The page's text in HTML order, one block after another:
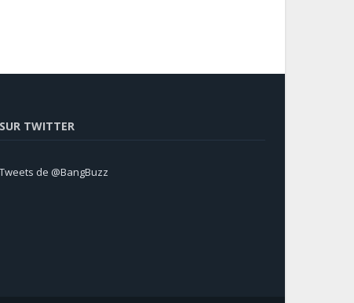
SUR TWITTER
Tweets de @BangBuzz